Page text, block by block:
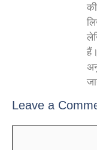
Leave a